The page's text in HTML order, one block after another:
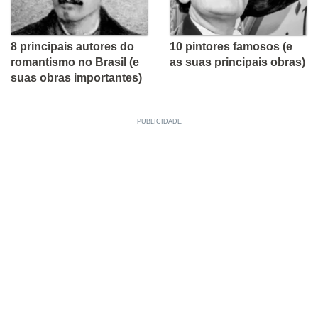
8 principais autores do
romantismo no Brasil (e
suas obras importantes)
10 pintores famosos (e
as suas principais obras)